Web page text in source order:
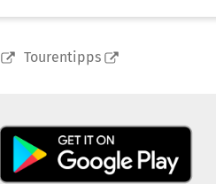
Tourentipps